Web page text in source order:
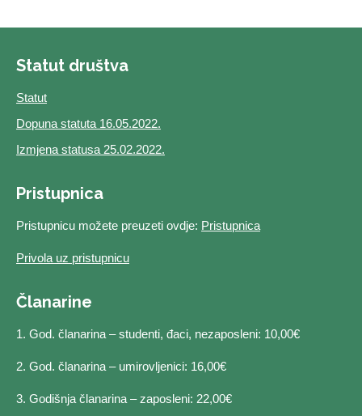
Statut društva
Statut
Dopuna statuta 16.05.2022.
Izmjena statusa 25.02.2022.
Pristupnica
Pristupnicu možete preuzeti ovdje: Pristupnica
Privola uz pristupnicu
Članarine
1. God. članarina – studenti, đaci, nezaposleni: 10,00€
2. God. članarina – umirovljenici: 16,00€
3. Godišnja članarina – zaposleni: 22,00€